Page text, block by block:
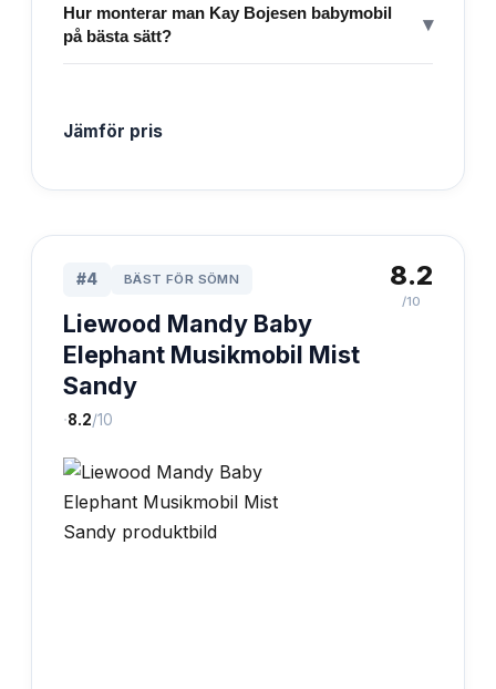
Hur monterar man Kay Bojesen babymobil
på bästa sätt?
▾
Jämför pris
#4 BÄST FÖR SÖMN
Liewood Mandy Baby
Elephant Musikmobil Mist
Sandy
·8.2/10
8.2
/10